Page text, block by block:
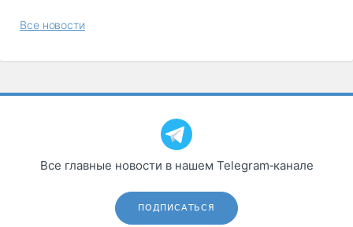
Все новости
Все главные новости в нашем Telegram‑канале
ПОДПИСАТЬСЯ